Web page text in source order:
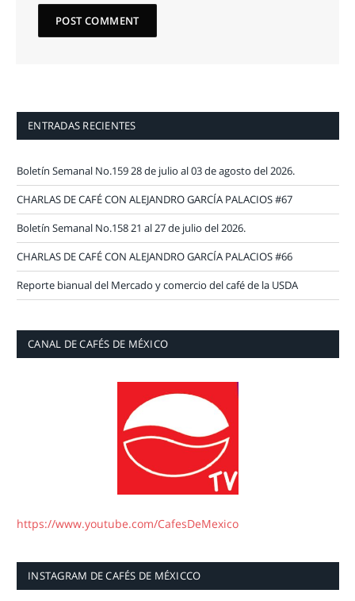
ENTRADAS RECIENTES
Boletín Semanal No.159 28 de julio al 03 de agosto del 2026.
CHARLAS DE CAFÉ CON ALEJANDRO GARCÍA PALACIOS #67
Boletín Semanal No.158 21 al 27 de julio del 2026.
CHARLAS DE CAFÉ CON ALEJANDRO GARCÍA PALACIOS #66
Reporte bianual del Mercado y comercio del café de la USDA
CANAL DE CAFÉS DE MÉXICO
https://www.youtube.com/CafesDeMexico
INSTAGRAM DE CAFÉS DE MÉXICCO